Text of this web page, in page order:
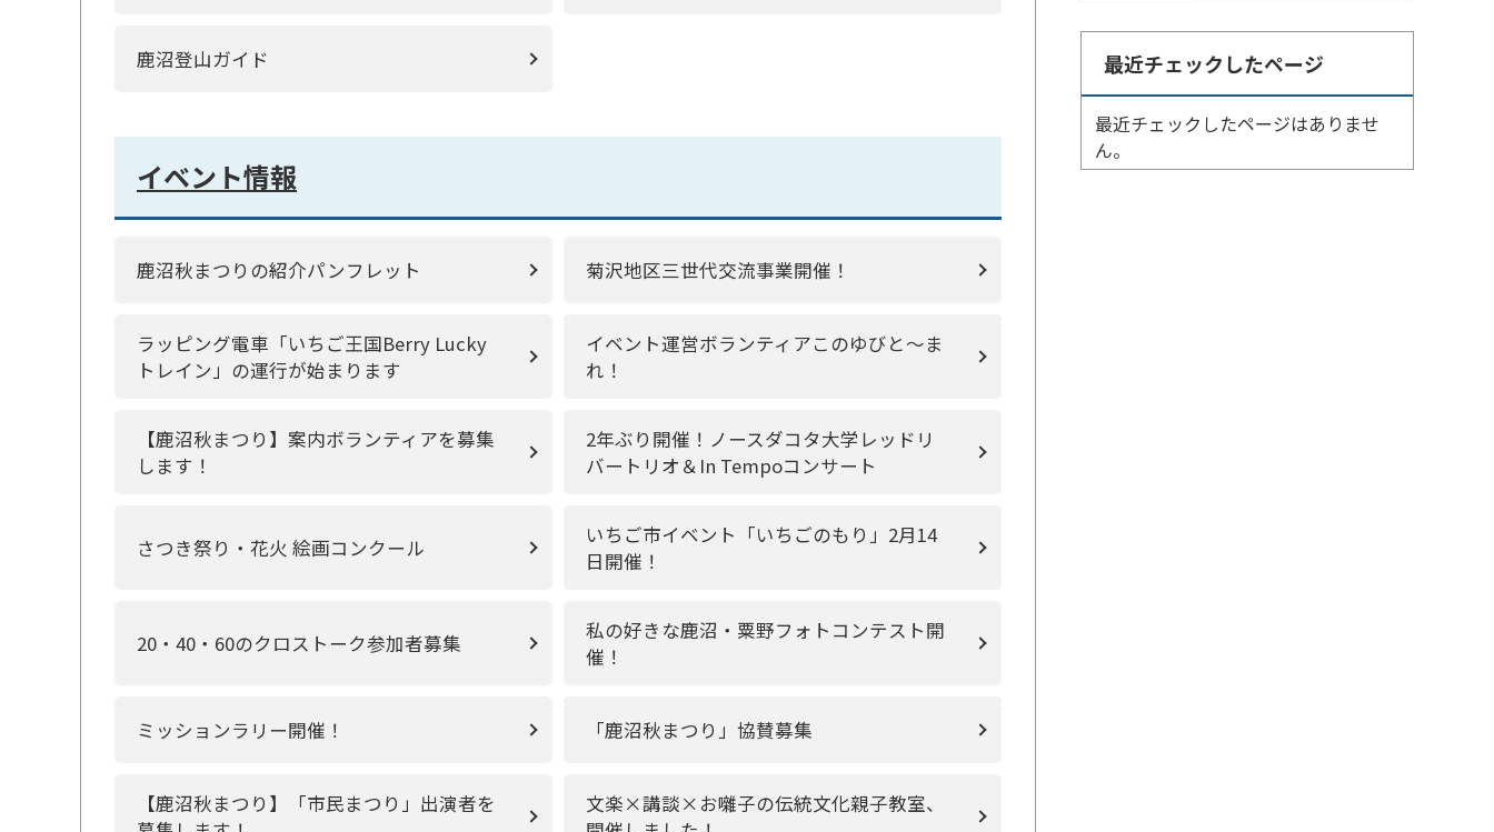
鹿沼登山ガイド
イベント情報
鹿沼秋まつりの紹介パンフレット 菊沢地区三世代交流事業開催！
ラッピング電車「いちご王国Berry Lucky
トレイン」の運行が始まります
イベント運営ボランティアこのゆびと～ま
れ！
【鹿沼秋まつり】案内ボランティアを募集
します！
2年ぶり開催！ノースダコタ大学レッドリ
バートリオ＆In Tempoコンサート
さつき祭り・花火 絵画コンクール
いちご市イベント「いちごのもり」2月14
日開催！
20・40・60のクロストーク参加者募集
私の好きな鹿沼・粟野フォトコンテスト開
催！
ミッションラリー開催！ 「鹿沼秋まつり」協賛募集
【鹿沼秋まつり】「市民まつり」出演者を
文楽×講談×お囃子の伝統文化親子教室、
最近チェックしたページ
最近チェックしたページはありませ
ん。